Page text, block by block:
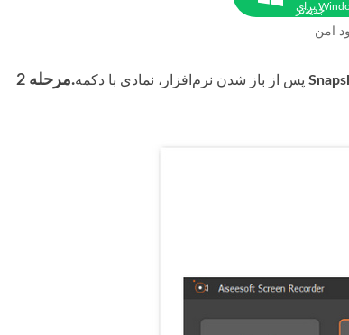
برای Windows 7 و نسخه‌های
جدیدتر
امن
مرحله 2.